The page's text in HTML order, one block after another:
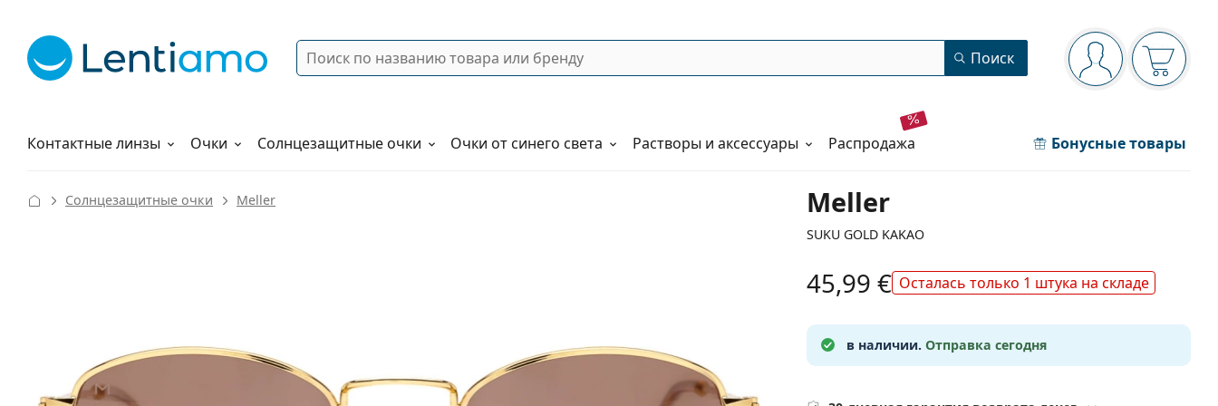
Панель навигации
Вы вошли вВаша
Поиск Поиск
Контактные линзы
Растворы Очки Солнцезащитные очки Очки от синего света Растворы и аксессуары распродажа Бонусные товары
Как заказать
Meller
SUKU GOLD KAKAO
Солнцезащитные очки Meller
45,99 € Осталась только 1 штука на складе
в наличии. Отправка сегодня